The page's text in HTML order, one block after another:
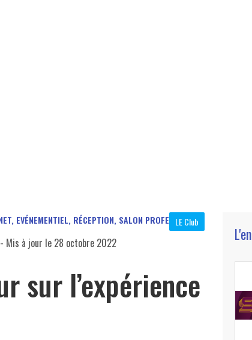
LE Club
, EVÉNEMENTIEL, RÉCEPTION, SALON PROFESSIONNEL
- Mis à jour le 28 octobre 2022
sur l’expérience